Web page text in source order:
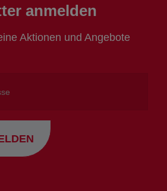
anmelden
Aktionen und Angebote